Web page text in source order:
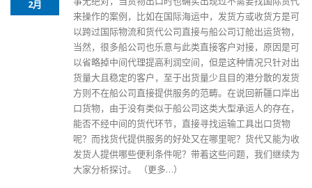
2月
来操作的案例，比如在国际海运中，发货方或收货方是可
以跨过国际物流和货代公司直接与船公司订舱出运货物，
当然，很多船公司也乐意与此类直接客户对接，原因是可
以省略掉中间代理提高利润空间，但是这种情况只针对出
货量大且稳定的客户，至于出货量少且目的港分散的发货
方则不在船公司直接提供服务的范畴。在说回新疆口岸出
口货物，由于没有类似于船公司这类大型承运人的存在，
能否不经中间的货代环节，直接寻找运输工具出口货物
呢？而找货代提供服务的好处又在哪里呢？货代又能为收
发货人提供哪些便利条件呢？带着这些问题，我们继续为
大家分析探讨。
（更多…）